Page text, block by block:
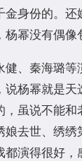
身份的。
幂没有偶像
健、秦海璐
杨幂就是
虽说不能和
去世、绣绣
演得很好，